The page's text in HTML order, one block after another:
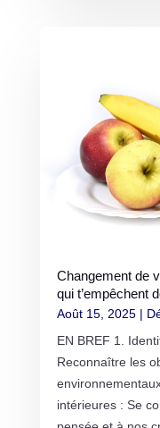
Changement de
qui t’empêchent
Août 15, 2025|
EN BREF 1.
Reconnaître les
intérieures : Se